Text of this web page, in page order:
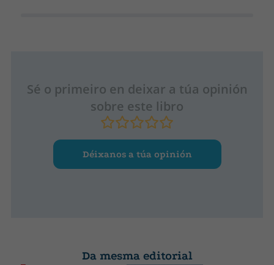
Sé o primeiro en deixar a túa opinión
sobre este libro
Déixanos a túa opinión
Da mesma editorial